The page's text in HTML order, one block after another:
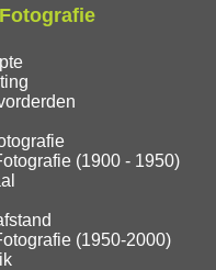
(1900 - 1950)
(1950-2000)